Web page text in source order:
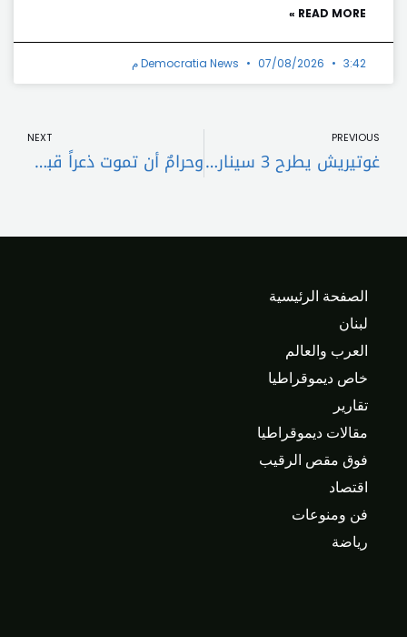
READ MORE »
Democratia News 07/08/2026 3:42 م
PREVIOUS
غوتيريش يطرح 3 سيناريوهات لمستقبل اليونيفيل ويؤكد ضرورة بقاء القوات الدولية في لبنان
NEXT
وحرامٌ أن تموت ذعراً قبل أن تصيبك الأنياب
الصفحة الرئيسية
لبنان
العرب والعالم
خاص ديموقراطيا
تقارير
مقالات ديموقراطيا
فوق مقص الرقيب
اقتصاد
فن ومنوعات
رياضة